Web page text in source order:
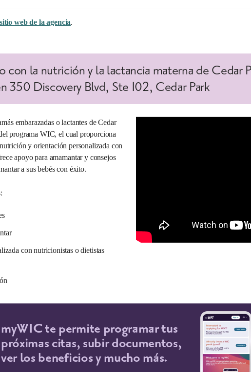
sitio web de la agencia.
con la nutrición y la lactancia materna de Cedar
350 Discovery Blvd, Ste 102, Cedar Park
embarazadas o lactantes de Cedar
programa WIC, el cual proporciona
y orientación personalizada con
apoyo para amamantar y consejos
a sus bebés con éxito.
con nutricionistas o dietistas
myWIC te permite programar tus
próximas citas, subir documentos,
ver los beneficios y mucho más.